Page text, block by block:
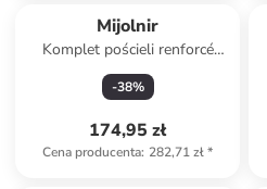
Mijolnir
Komplet pościeli renforcé
"Formo" w kolorze biało-
beżowym
-38%
174,95 zł
Cena producenta: 282,71 zł*